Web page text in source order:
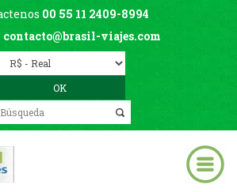
00 55 11 2409-8994
contacto@brasil-viajes.com